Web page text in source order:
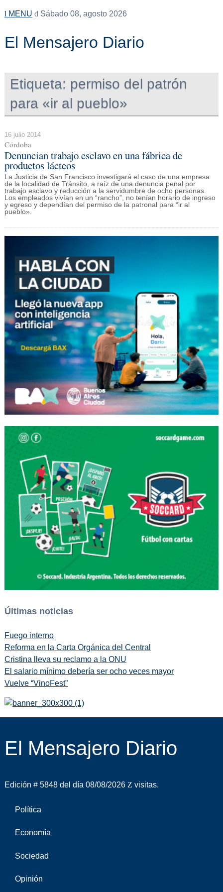
MENU Sábado 08, agosto 2026
El Mensajero Diario
Etiqueta: permiso del patrón
para «ir al pueblo»
16 julio 2014
Córdoba
Denuncian trabajo esclavo en una fábrica de
productos lácteos
La Justicia de San Francisco investigará el caso de una empresa
de la localidad de Tránsito, a raíz de una denuncia penal por
trabajo esclavo y reducción a la servidumbre de ocho personas.
Los empleados vivían en un “rancho”, no tenían horario de ingreso
y egreso y dependían del permiso de la patronal para “ir al
pueblo».
Últimas noticias
Fuego interno
Reforma en la Carta Orgánica del Central
Cristina lleva su reclamo a la ONU
El salario mínimo debería ser ocho veces mayor
Vuelve “VinoFest”
El Mensajero Diario
Edición # 5848 del día 08/08/2026 visitas.
Política
Economía
Sociedad
Opinión